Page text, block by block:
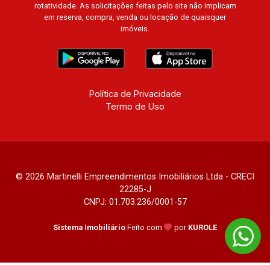
rotatividade. As solicitações feitas pelo site não implicam
em reserva, compra, venda ou locação de quaisquer
imóveis.
Política de Privacidade
Termo de Uso
© 2026 Martinelli Empreendimentos Imobiliários Ltda - CRECI
22285-J
CNPJ: 01.703.236/0001-57
Sistema Imobiliário Feito com por KUROLE